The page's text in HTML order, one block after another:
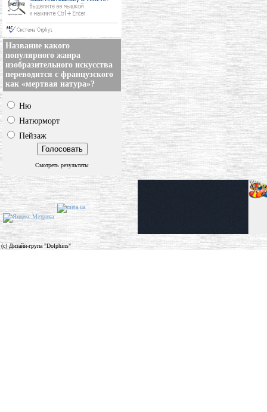
Название какого
популярного жанра
изобразительного искусства
переводится с французского
как «мертвая натура»?
Ню
Натюрморт
Пейзаж
Смотреть результаты
(c) Дизайн-група "Dolphins"